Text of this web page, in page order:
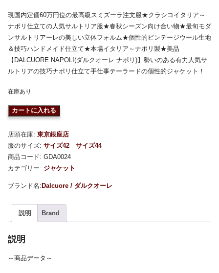
現国内定価60万円位の最高級スミズーラ注文服★クラシコイタリア～
ナポリ仕立ての人気サルトリア服★春秋シーズン向け合い物★最旬モダ
ンサルトリアーレの美しい立体フォルム★個性的ビンテージウール生地
＆技巧ハンドメイド仕立て★本場イタリア～ナポリ製★美品
【DALCUORE NAPOLI(ダルクオーレ ナポリ)】勢いのある有力人気サ
ルトリアの技巧ナポリ仕立て手仕事テーラードの個性的ジャケット！
在庫あり
カートに入れる
店頭在庫: 東京銀座店
服のサイズ: サイズ42
サイズ44
商品コード: GDA0024
カテゴリー: ジャケット
Dalcuore / ダルクオーレ
説明 Brand
説明
～商品データ～